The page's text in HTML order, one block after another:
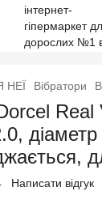
НЕЇ Вібратори
Написати відгук